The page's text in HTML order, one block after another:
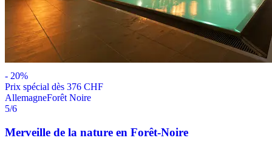
- 20%
Prix ​​spécial dès 376 CHF
AllemagneForêt Noire
5/6
Merveille de la nature en Forêt-Noire